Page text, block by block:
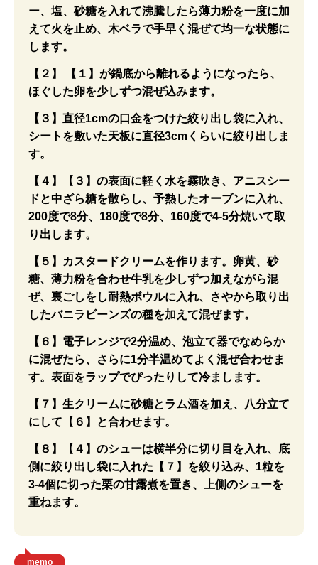
ー、塩、砂糖を入れて沸騰したら薄力粉を一度に加
えて火を止め、木ベラで手早く混ぜて均一な状態に
します。
【２】 【１】が鍋底から離れるようになったら、
ほぐした卵を少しずつ混ぜ込みます。
【３】直径1cmの口金をつけた絞り出し袋に入れ、
シートを敷いた天板に直径3cmくらいに絞り出しま
す。
【４】【３】の表面に軽く水を霧吹き、アニスシー
ドと中ざら糖を散らし、予熱したオーブンに入れ、
200度で8分、180度で8分、160度で4-5分焼いて取
り出します。
【５】カスタードクリームを作ります。卵黄、砂
糖、薄力粉を合わせ牛乳を少しずつ加えながら混
ぜ、裏ごしをし耐熱ボウルに入れ、さやから取り出
したバニラビーンズの種を加えて混ぜます。
【６】電子レンジで2分温め、泡立て器でなめらか
に混ぜたら、さらに1分半温めてよく混ぜ合わせま
す。表面をラップでぴったりして冷まします。
【７】生クリームに砂糖とラム酒を加え、八分立て
にして【６】と合わせます。
【８】【４】のシューは横半分に切り目を入れ、底
側に絞り出し袋に入れた【７】を絞り込み、1粒を
3-4個に切った栗の甘露煮を置き、上側のシューを
重ねます。
memo